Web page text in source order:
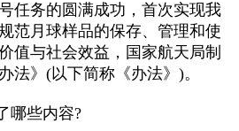
务的圆满成功，首次实现我
范月球样品的保存、管理和使
值与社会效益，国家航天局制
法》(以下简称《办法》)。
些内容?